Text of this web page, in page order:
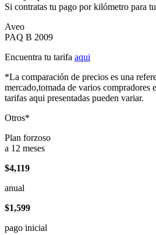
Si contratas tu pago por kilómetro para
Aveo
PAQ B 2009
Encuentra tu tarifa aqui
*La comparación de precios es una
mercado,tomada de varios compradores
tarifas aqui presentadas pueden variar.
Otros*
Plan forzoso
a 12 meses
$4,119
anual
$1,599
pago inicial